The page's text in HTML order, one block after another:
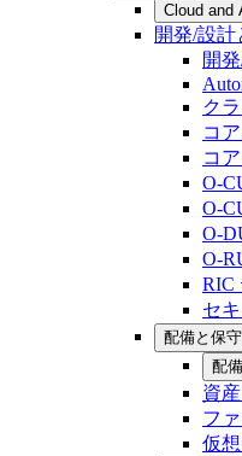
Cloud and
開発/設計
開
ク
コ
コ
O-
O-
O-
O-
RIC
セ
配備と保守
配
資
フ
仮